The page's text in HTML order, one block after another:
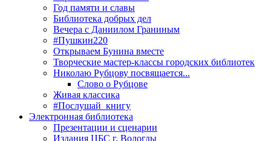
Год памяти и славы
Библиотека добрых дел
Вечера с Даниилом Граниным
#Пушкин220
Открываем Бунина вместе
Творческие мастер-классы городских библиотек
Николаю Рубцову посвящается...
Слово о Рубцове
Живая классика
#Послушай_книгу
Электронная библиотека
Презентации и сценарии
Издания ЦБС г. Вологды